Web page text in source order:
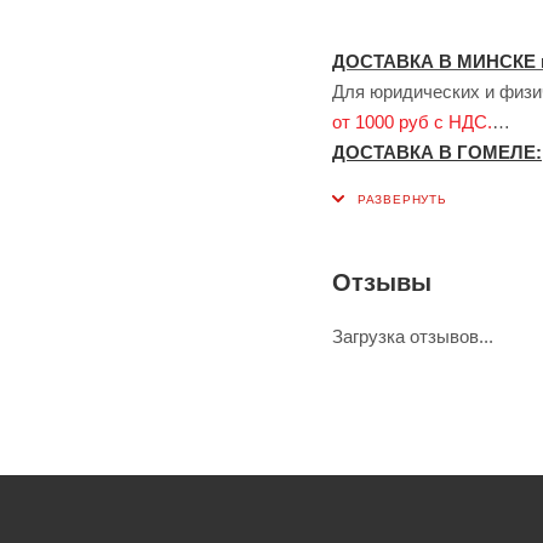
ДОСТАВКА В МИНСКЕ
Для юридических и
от 1000 руб с НДС.
ДОСТАВКА В ГОМЕЛЕ:
Также возможна
ДОСТАВКА ПО
Отзывы
Загрузка отзывов...